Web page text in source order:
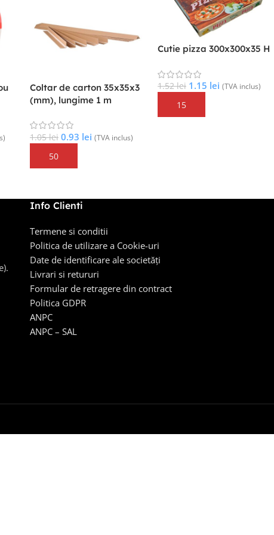
Cutie pizza 460x460x50 G
3.28lei 2.72lei (TVA inclus)
Adaugă În Coș
Cutie pizza 500x500x50 G
3.65lei 3.03 lei (TVA inclus)
Adaugă În Coș
Info Clienti
Termene si conditii
Politica de utilizare a Cookie-uri
Date de identificare ale societăți
Livrari si retururi
Formular de retragere din contract
Politica GDPR
ANPC
ANPC – SAL